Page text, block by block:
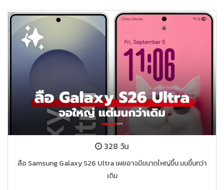
328 วัน
ลือ Samsung Galaxy S26 Ultra เผยอาจมีขนาดใหญ่ขึ้น มนขึ้นกว่า
เดิม